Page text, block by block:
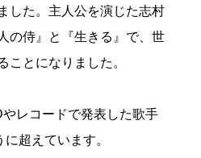
した。主人公を演じた志村
の侍』と『生きる』で、世
ことになりました。
やレコードで発表した歌手
超えています。